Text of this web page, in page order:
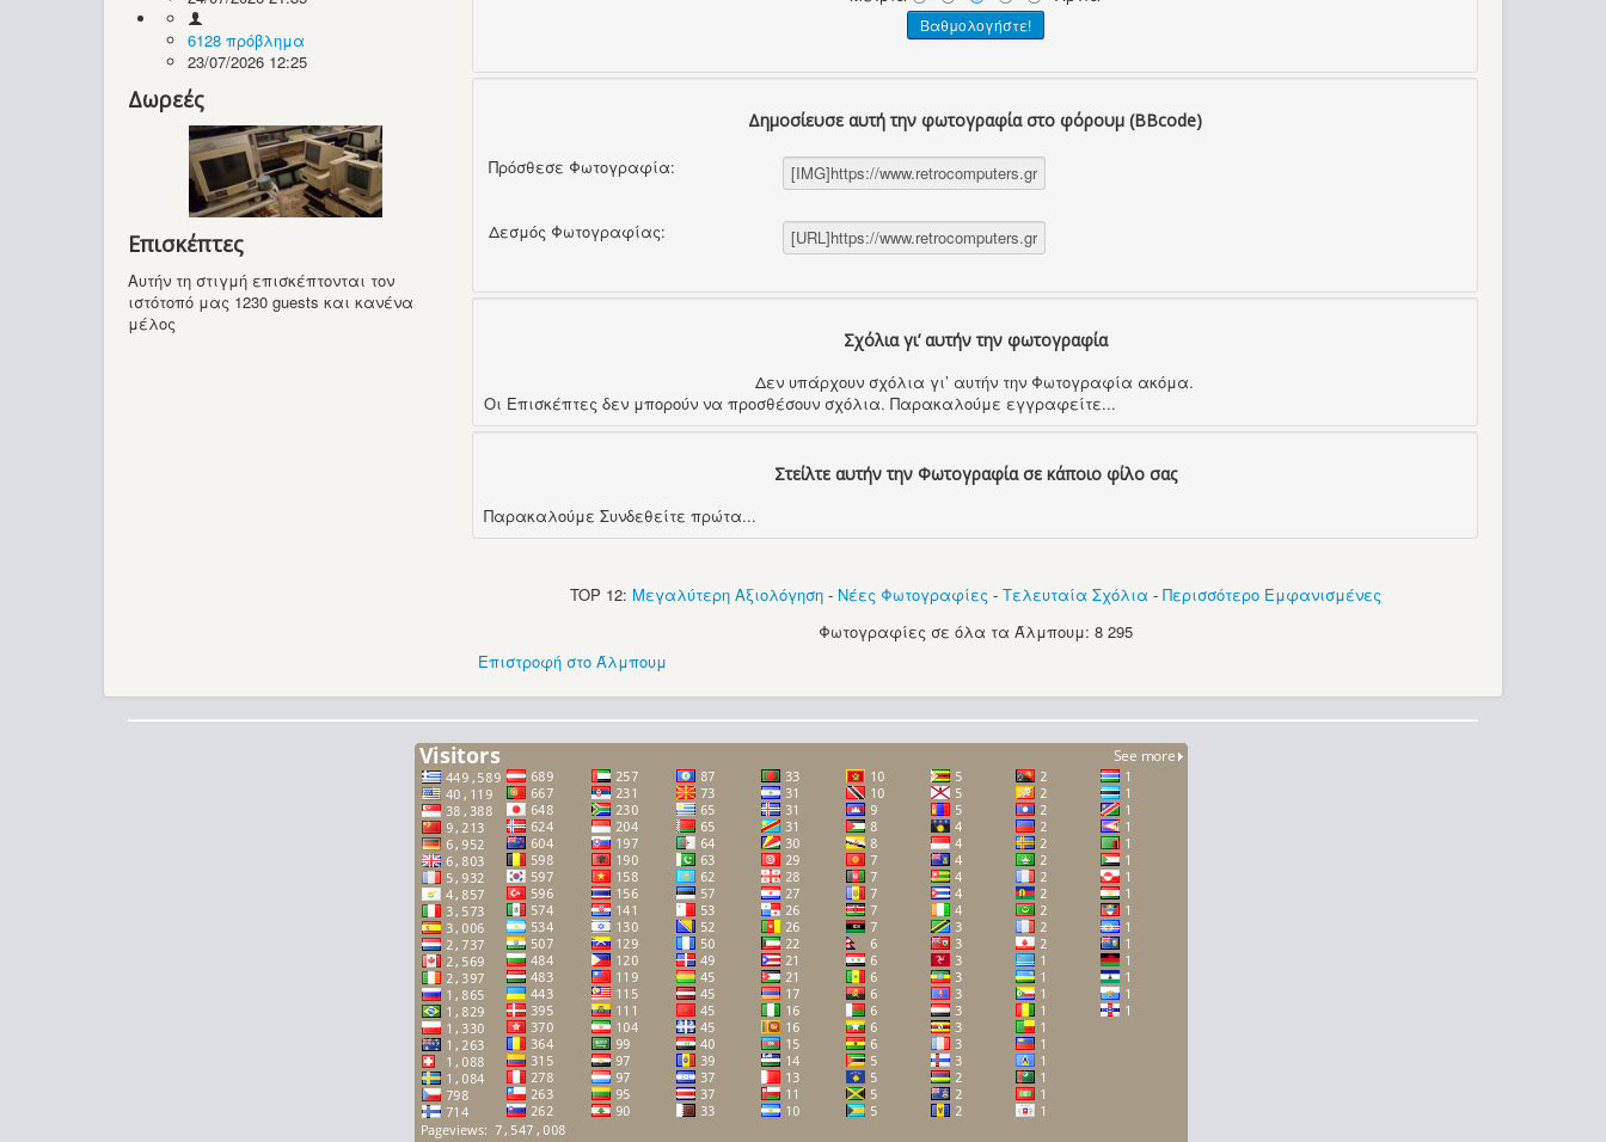
6128 πρόβλημα
23/07/2026 12:25
Δωρεές
Επισκέπτες
Αυτήν τη στιγμή επισκέπτονται τον
ιστότοπό μας 1230 guests και κανένα
μέλος
Δημοσίευσε αυτή την φωτογραφία στο φόρουμ (BBcode)
Πρόσθεσε Φωτογραφία:
Δεσμός Φωτογραφίας:
Σχόλια γι’ αυτήν την φωτογραφία
Δεν υπάρχουν σχόλια γι’ αυτήν την Φωτογραφία ακόμα.
Οι Επισκέπτες δεν μπορούν να προσθέσουν σχόλια. Παρακαλούμε εγγραφείτε...
Στείλτε αυτήν την Φωτογραφία σε κάποιο φίλο σας
Παρακαλούμε Συνδεθείτε πρώτα...
TOP 12: Μεγαλύτερη Αξιολόγηση- Νέες Φωτογραφίες - Τελευταία Σχόλια - Περισσότερο Εμφανισμένες
Φωτογραφίες σε όλα τα Άλμπουμ: 8 295
Επιστροφή στο Άλμπουμ